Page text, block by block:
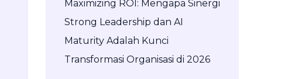
Maximizing ROI: Mengapa Sinergi
Strong Leadership dan AI
Maturity Adalah Kunci
Transformasi Organisasi di 2026